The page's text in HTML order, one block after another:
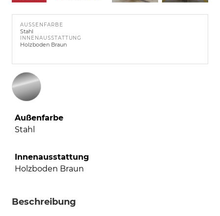
AUSSENFARBE
Stahl
INNENAUSSTATTUNG
Holzboden Braun
Außenfarbe
Stahl
Innenausstattung
Holzboden Braun
Beschreibung